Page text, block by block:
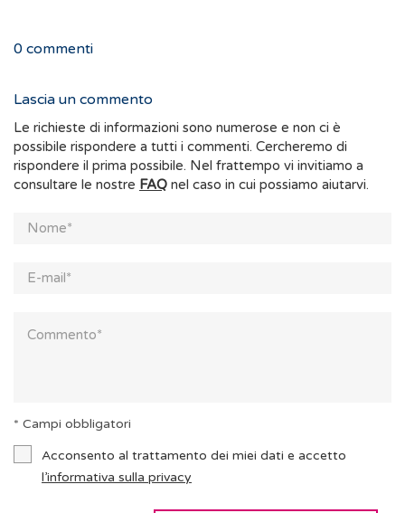
0 commenti
Lascia un commento
Le richieste di informazioni sono numerose e non ci è
possibile rispondere a tutti i commenti. Cercheremo di
rispondere il prima possibile. Nel frattempo vi invitiamo a
consultare le nostre FAQ nel caso in cui possiamo aiutarvi.
* Campi obbligatori
Acconsento al trattamento dei miei dati e accetto
l’informativa sulla privacy